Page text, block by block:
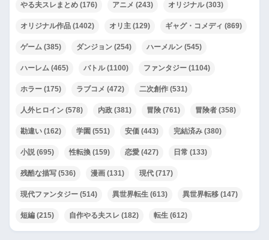
やる夫スレまとめ (176) アニメ (243) オリジナル(303)
オリジナル作品 (1402) オリ主 (129) ギャグ・コメディ (869)
ゲーム (385) ダンジョン (254) ハーメルン (545)
ハーレム (465) バトル(1100) ファンタジー (1104)
ホラー (175) ラブコメ (472) 二次創作 (531)
人外ヒロイン (578) 内政 (381) 冒険 (761) 冒険者 (358)
勘違い (162) 学園 (551) 安価 (443) 完結済み (380)
小説(695) 性転換 (159) 恋愛 (427) 日常 (133)
残酷な描写 (536) 漫画 (131) 現代 (717)
現代ファンタジー (514) 異世界転生 (613) 異世界転移 (147)
短編 (215) 自作やる夫スレ (182) 転生 (612)